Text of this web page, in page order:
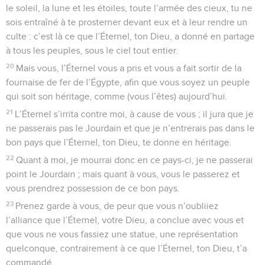
le soleil, la lune et les étoiles, toute l’armée des cieux, tu ne
sois entraîné à te prosterner devant eux et à leur rendre un
culte : c’est là ce que l’Éternel, ton Dieu, a donné en partage
à tous les peuples, sous le ciel tout entier.
20 Mais vous, l’Éternel vous a pris et vous a fait sortir de la
fournaise de fer de l’Égypte, afin que vous soyez un peuple
qui soit son héritage, comme (vous l’êtes) aujourd’hui.
21 L’Éternel s’irrita contre moi, à cause de vous ; il jura que je
ne passerais pas le Jourdain et que je n’entrerais pas dans le
bon pays que l’Éternel, ton Dieu, te donne en héritage.
22 Quant à moi, je mourrai donc en ce pays-ci, je ne passerai
point le Jourdain ; mais quant à vous, vous le passerez et
vous prendrez possession de ce bon pays.
23 Prenez garde à vous, de peur que vous n’oubliiez
l’alliance que l’Éternel, votre Dieu, a conclue avec vous et
que vous ne vous fassiez une statue, une représentation
quelconque, contrairement à ce que l’Éternel, ton Dieu, t’a
commandé.